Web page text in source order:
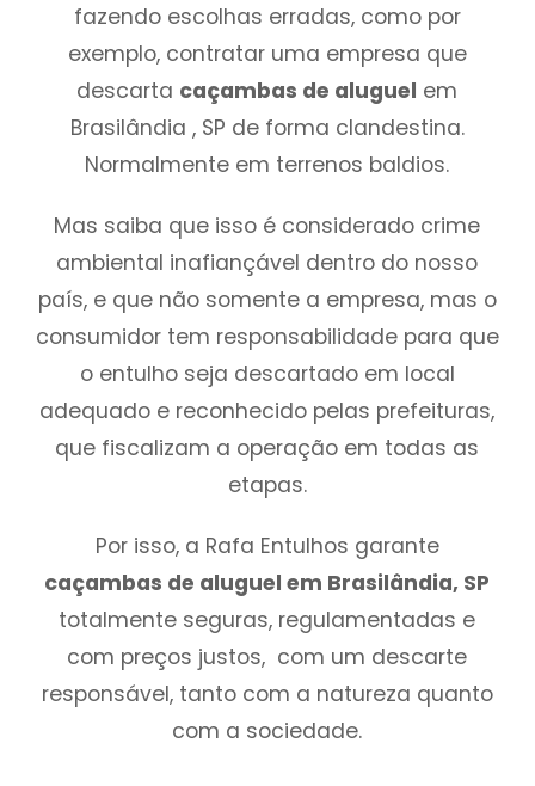
fazendo escolhas erradas, como por
exemplo, contratar uma empresa que
descarta caçambas de aluguel em
Brasilândia , SP de forma clandestina.
Normalmente em terrenos baldios.
Mas saiba que isso é considerado crime
ambiental inafiançável dentro do nosso
país, e que não somente a empresa, mas o
consumidor tem responsabilidade para que
o entulho seja descartado em local
adequado e reconhecido pelas prefeituras,
que fiscalizam a operação em todas as
etapas.
Por isso, a Rafa Entulhos garante
caçambas de aluguel em Brasilândia, SP
totalmente seguras, regulamentadas e
com preços justos, com um descarte
responsável, tanto com a natureza quanto
com a sociedade.